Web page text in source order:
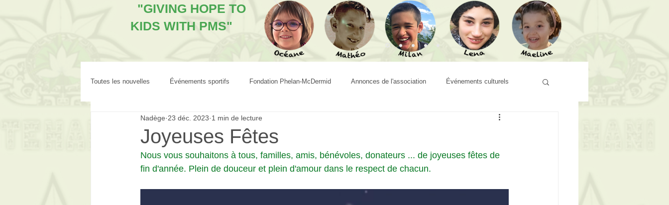
"GIVING HOPE TO
KIDS WITH PMS"
Toutes les nouvelles Événements sportifs Fondation Phelan-McDermid Annonces de l'association Événements culturels
Joyeuses Fêtes
Nadège 23 déc. 2023 1 min de lecture
Nous vous souhaitons à tous, familles, amis, bénévoles, donateurs ... de joyeuses fêtes de
fin d'année. Plein de douceur et plein d'amour dans le respect de chacun.